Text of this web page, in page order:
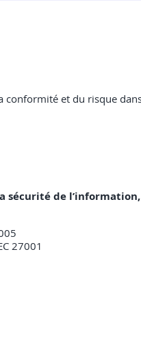
conformité et du risque
sécurité de
27001